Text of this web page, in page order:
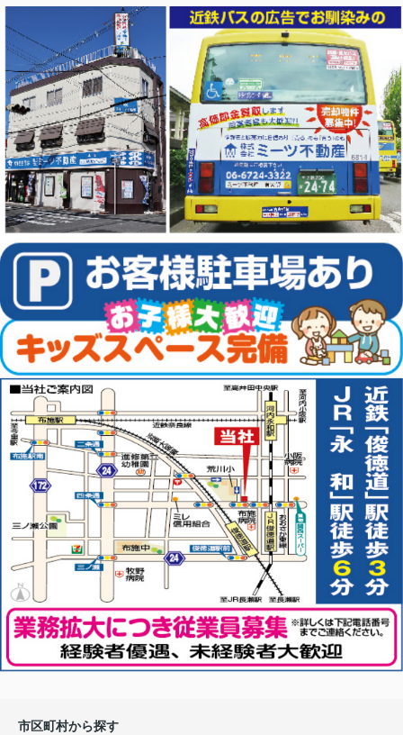
市区町村から探す